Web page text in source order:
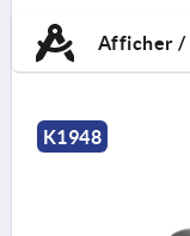
Afficher /
K1948